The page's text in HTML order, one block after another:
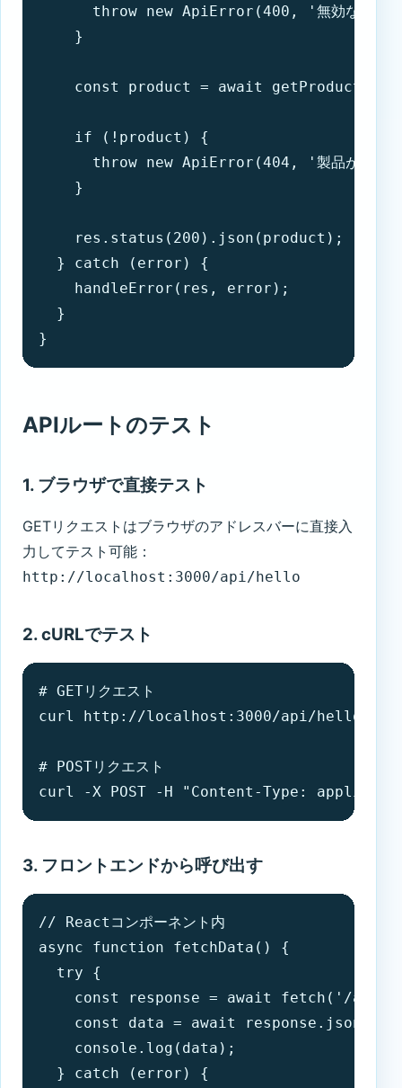
throw new ApiError(400, '無効なID形
    }
const product = await
    if (!product) {
throw new ApiError(404, '製品が見つか
    }
    res.status(200).json(product);
  } catch (error) {
    handleError(res, error);
  }
}
APIルートのテスト
1. ブラウザで直接テスト
GETリクエストはブラウザのアドレスバーに直接入
力してテスト可能：
http://localhost:3000/api/hello
2. cURLでテスト
# GETリクエスト
curl http://localhost:3000/api/hello
# POSTリクエスト
curl -X POST -H "Content-Type:
3. フロントエンドから呼び出す
// Reactコンポーネント内
async function fetchData() {
  try {
const response = await fetch('/api/
    const data = await response.json();
    console.log(data);
  } catch (error) {